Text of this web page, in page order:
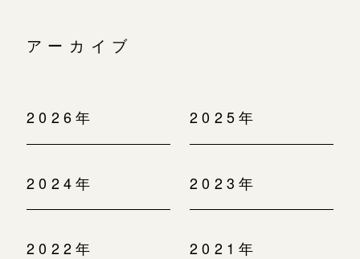
アーカイブ
2026年 2025年
2024年 2023年
2022年 2021年